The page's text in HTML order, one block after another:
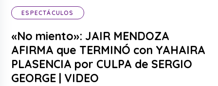
ESPECTÁCULOS
«No miento»: JAIR MENDOZA
AFIRMA que TERMINÓ con YAHAIRA
PLASENCIA por CULPA de SERGIO
GEORGE | VIDEO